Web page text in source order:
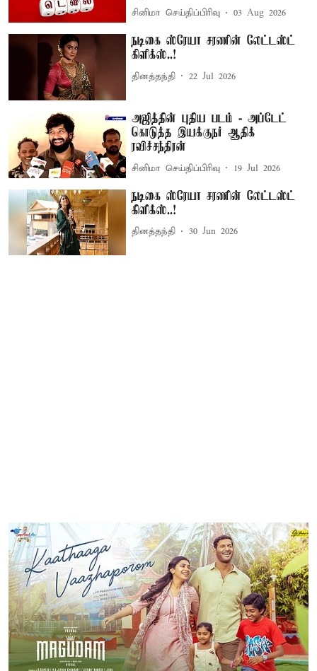
சினிமா செய்திப்பிரிவு 03 Aug 2026
நடிகை ஸ்ரேயா சரணின் லேட்டஸ்ட்
கிளிக்ஸ்..!
தினத்தந்தி 22 Jul 2026
அஜித்தின் புதிய படம் - அப்டேட்
கொடுத்த இயக்குநர் ஆதிக்
ரவிச்சந்திரன்
சினிமா செய்திப்பிரிவு 19 Jul 2026
நடிகை ஸ்ரேயா சரணின் லேட்டஸ்ட்
கிளிக்ஸ்..!
தினத்தந்தி 30 Jun 2026